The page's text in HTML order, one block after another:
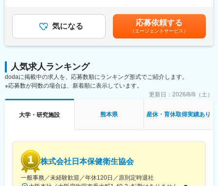
接聞けることもあります。患者様や医療機関から「ありがとう」
と感謝の言葉をいただけたときの喜びは、ひとしおです。
・治験の進捗状況の確認や患者様対応の予定などを、院内の治験
事務局に共有
・来院された患者様の診察や検査に同席し、治験が手順通りに行
われているか、患者様の状態変化が無いかを確認します。
・患者様の報告書作成
・医師との打ち合わせ
■基礎研修が充実：
入社後1か月は研修期間となります。ビジネスマナーやPCスキル
研修が入社後研修としてあり、PC慣れしていない方も安心してご
入社いただけます。
CRC手当・休日連絡対応手当■賞与：年2回（6月、12月）／昇
給：年1回（10月）※業績に応じ、決算賞与（秋季賞与）支給の場
合あり（10月）■時間外・休日出勤手当等の割増賃金は別途支給
賃金はあくまでも目安の金額であり、選考を通じて上下する可能
気になる 応募依頼する
（エージェントサービス）
人気求人ランキング
dodaに掲載中の求人を、応募数順にランキング形式でご紹介します。
※応募数が同数の場合は、新着順に表示しています。
更新日： 2026/8/8（土）
大学・研究施設 熊本県 産休・育休取得実績あり
株式会社日本保健衛生協会
一般事務／未経験歓迎／年休120日／原則定時退社